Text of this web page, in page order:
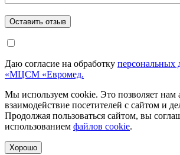
Даю согласие на обработку
«МЦСМ «Евромед.
Мы используем cookie. Это позволяет нам
взаимодействие посетителей с сайтом и
Продолжая пользоваться сайтом, вы
использованием файлов cookie.
Хорошо